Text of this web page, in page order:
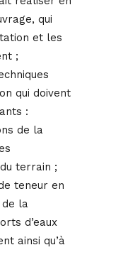
qui
et les
;
qui doivent
:
de la
terrain ;
teneur en
la
d’eaux
ainsi qu’à